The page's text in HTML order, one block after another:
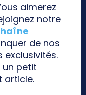
aimerez
notre
de nos
un petit
article.